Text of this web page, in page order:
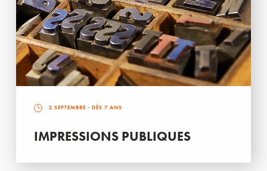
2 SEPTEMBRE - DÈS 7 ANS
IMPRESSIONS PUBLIQUES